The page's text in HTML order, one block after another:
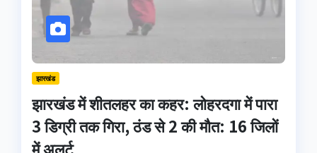
झारखंड
झारखंड में शीतलहर का कहर: लोहरदगा में पारा
3 डिग्री तक गिरा, ठंड से 2 की मौत: 16 जिलों
में अलर्ट